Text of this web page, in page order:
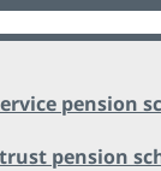
pension
pension